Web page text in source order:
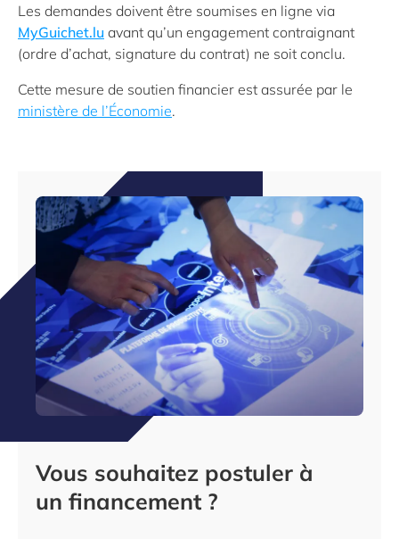
Les demandes doivent être soumises en ligne via
MyGuichet.lu avant qu’un engagement contraignant
(ordre d’achat, signature du contrat) ne soit conclu.
Cette mesure de soutien financier est assurée par le
ministère de l’Économie.
Vous souhaitez postuler à
un financement ?